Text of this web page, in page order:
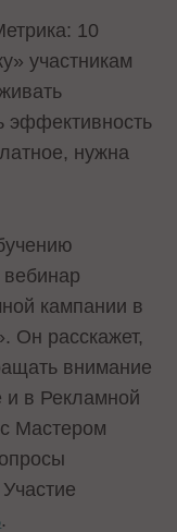
10
участникам
эффективность
нужна
вебинар
кампании в
Он расскажет,
внимание
и в Рекламной
Мастером
.